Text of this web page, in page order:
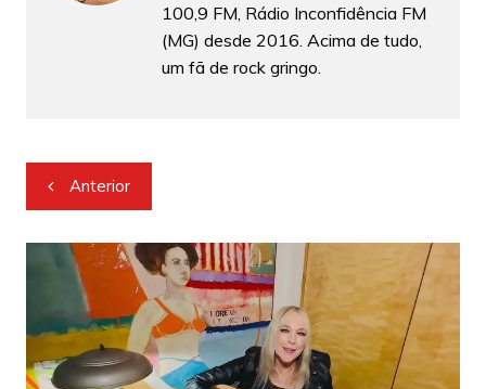
100,9 FM, Rádio Inconfidência FM
(MG) desde 2016. Acima de tudo,
um fã de rock gringo.
Navegação
de
Post
Anterior